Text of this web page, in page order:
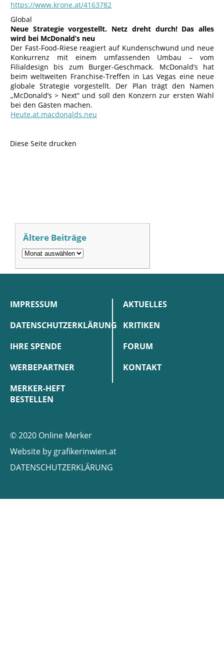
https://www.krone.at/4163782
Global
Neue Strategie vorgestellt. Netz dreht durch! Das alles
wird bei McDonald’s neu
Der Fast-Food-Riese reagiert auf Kundenschwund und neue
Konkurrenz mit einem umfassenden Umbau – vom
Filialdesign bis zum Burger-Geschmack. McDonald’s hat
beim weltweiten Franchise-Treffen in Las Vegas eine neue
globale Strategie vorgestellt. Der Plan trägt den Namen
„McDonald’s > Next“ und soll den Konzern zur ersten Wahl
bei den Gästen machen.
Heute.at.macdonalds.neu
Diese Seite drucken
Ältere Beiträge
IMPRESSUM
DATENSCHUTZERKLÄRUNG
IHRE SPENDE
WERBEPARTNER
MERKER-HEFT
BESTELLEN
AKTUELLES
KRITIKEN
FORUM
KONTAKT
© 2020 Online Merker
Website by grafikerinwien.at
DATENSCHUTZERKLÄRUNG